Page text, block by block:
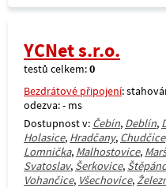
YCNet s.r.o.
testů celkem:0
Bezdrátové připojení:
odezva: - ms
Dostupnost v: Čebín, Deblín,
Holasice, Hradčany, Chudčice
Lomnička, Malhostovice,
Svatoslav, Šerkovice,
Vohančice, Všechovice,